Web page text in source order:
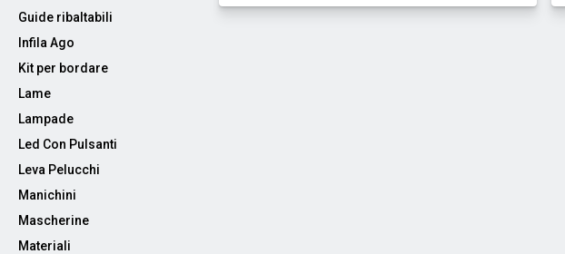
Guide ribaltabili
Infila Ago
Kit per bordare
Lame
Lampade
Led Con Pulsanti
Leva Pelucchi
Manichini
Mascherine
Materiali